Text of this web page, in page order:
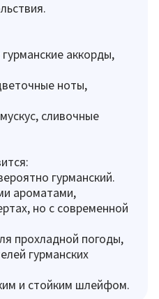
аккорды,
ноты,
сливочные
гурманский.
ароматами,
но с современной
прохладной погоды,
гурманских
и стойким шлейфом.